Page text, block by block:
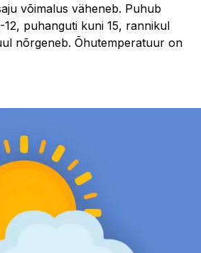
võimalus väheneb. Puhub
puhanguti kuni 15, rannikul
nõrgeneb. Õhutemperatuur on